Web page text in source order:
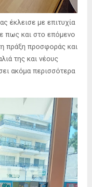
έκλεισε με επιτυχία
πως και στο επόμενο
πράξη προσφοράς και
της και νέους
ακόμα περισσότερα